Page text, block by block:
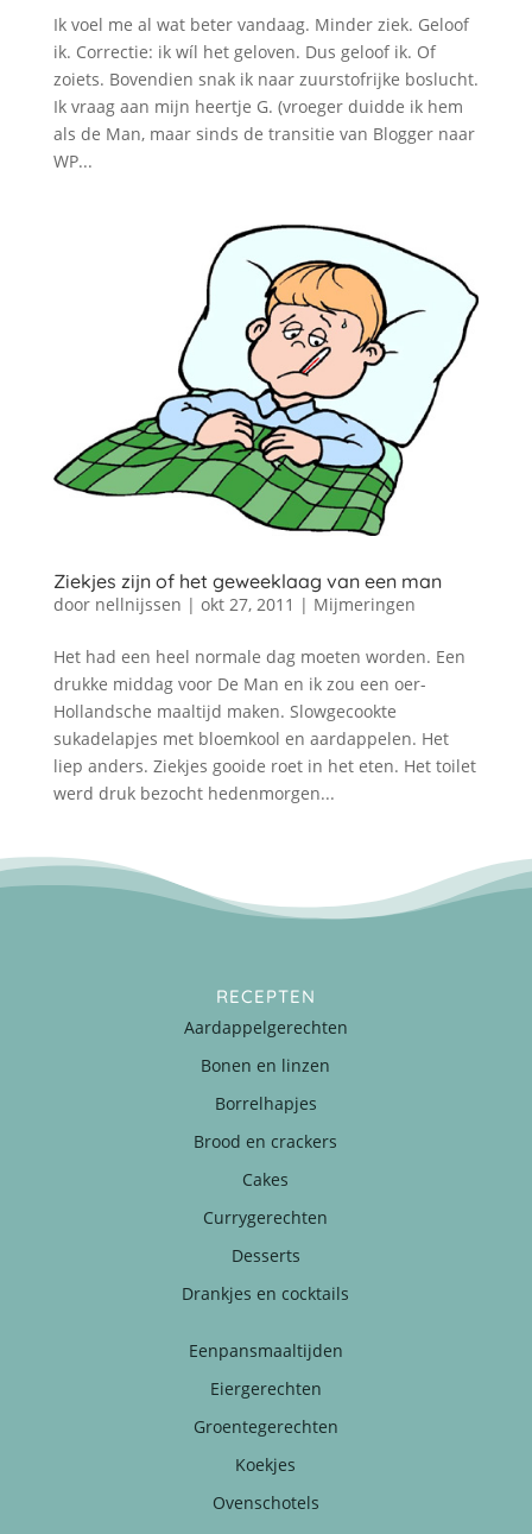
Ik voel me al wat beter vandaag. Minder ziek. Geloof
ik. Correctie: ik wíl het geloven. Dus geloof ik. Of
zoiets. Bovendien snak ik naar zuurstofrijke boslucht.
Ik vraag aan mijn heertje G. (vroeger duidde ik hem
als de Man, maar sinds de transitie van Blogger naar
WP...
Ziekjes zijn of het geweeklaag van een man
door nellnijssen | okt 27, 2011 | Mijmeringen
Het had een heel normale dag moeten worden. Een
drukke middag voor De Man en ik zou een oer-
Hollandsche maaltijd maken. Slowgecookte
sukadelapjes met bloemkool en aardappelen. Het
liep anders. Ziekjes gooide roet in het eten. Het toilet
werd druk bezocht hedenmorgen...
RECEPTEN
Aardappelgerechten
Bonen en linzen
Borrelhapjes
Brood en crackers
Cakes
Currygerechten
Desserts
Drankjes en cocktails
Eenpansmaaltijden
Eiergerechten
Groentegerechten
Koekjes
Ovenschotels